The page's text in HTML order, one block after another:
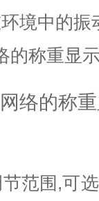
境中的振
的称重显
范围,可